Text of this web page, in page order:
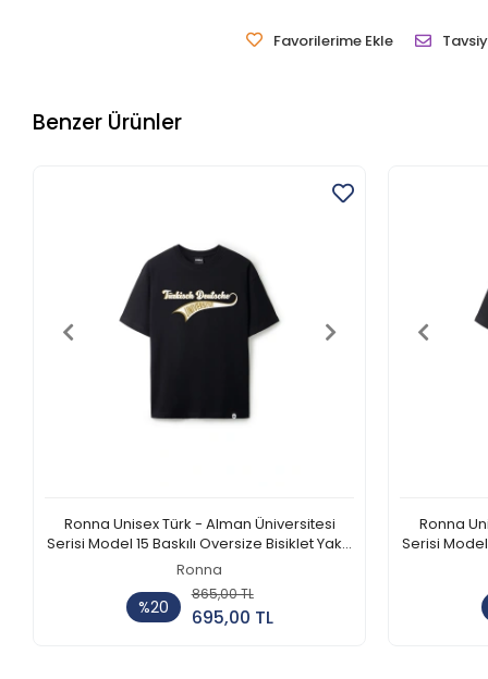
Favorilerime Ekle
Benzer Ürünler
Ronna Unisex Türk - Alman Üniversitesi
Serisi Model 15 Baskılı Oversize Bisiklet Yaka
Tshirt - TDB010115
Ronna
%20
865,00 TL
695,00 TL
Sepete Ekle
Ronna Unisex Türk - Alman Üniversitesi
Serisi Model